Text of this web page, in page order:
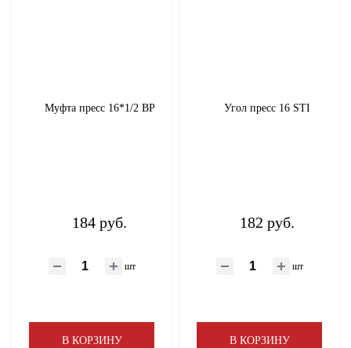
Муфта пресс 16*1/2 ВР
184 руб.
шт
В КОРЗИНУ
Угол пресс 16 STI
182 руб.
шт
В КОРЗИНУ